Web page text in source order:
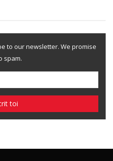
to our newsletter. We promise
spam.